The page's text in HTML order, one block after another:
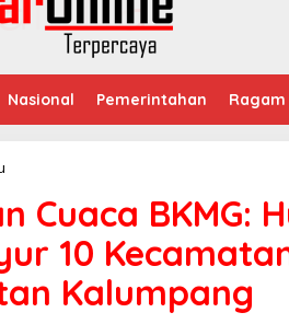
Nasional Pemerintahan Ragam
a
k
i
r
a
a
Cuaca BKMG:
10
Kalumpang